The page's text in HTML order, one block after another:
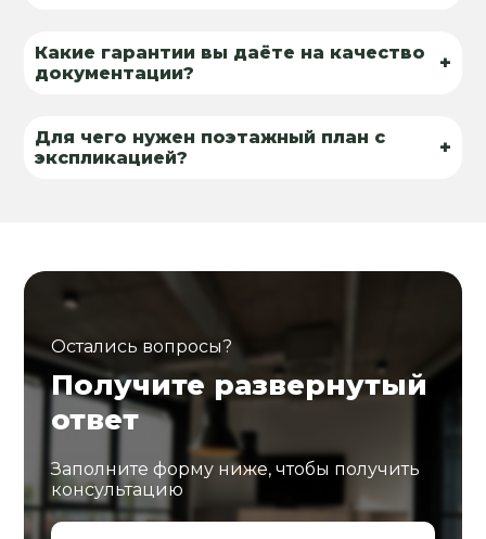
Какие гарантии вы даёте на качество
документации?
+
Для чего нужен поэтажный план с
экспликацией?
+
Остались вопросы?
Получите развернутый
ответ
Заполните форму ниже, чтобы получить
консультацию